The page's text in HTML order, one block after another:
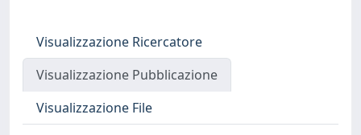
Visualizzazione Ricercatore
Visualizzazione Pubblicazione
Visualizzazione File